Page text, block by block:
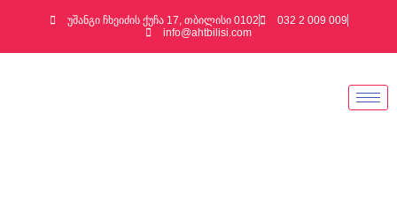
უშანგი ჩხეიძის ქუჩა 17, თბილისი 0102
032 2 009 009
info@ahtbilisi.com